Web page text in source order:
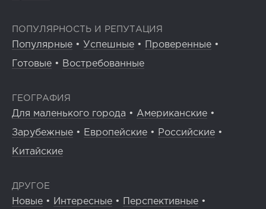
ПОПУЛЯРНОСТЬ И РЕПУТАЦИЯ
Популярные • Успешные • Проверенные •
Готовые • Востребованные
ГЕОГРАФИЯ
Для маленького города • Американские •
Зарубежные • Европейские • Российские •
Китайские
ДРУГОЕ
Новые • Интересные • Перспективные •